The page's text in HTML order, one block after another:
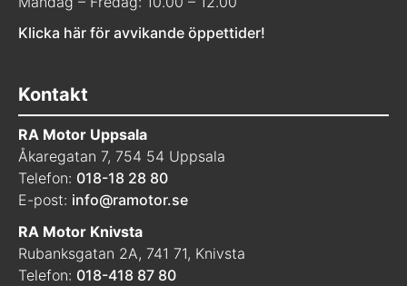
Klicka här för avvikande öppettider!
Kontakt
RA Motor Uppsala
Åkaregatan 7, 754 54 Uppsala
Telefon: 018-18 28 80
E-post: info@ramotor.se
RA Motor Knivsta
Rubanksgatan 2A, 741 71, Knivsta
Telefon: 018-418 87 80